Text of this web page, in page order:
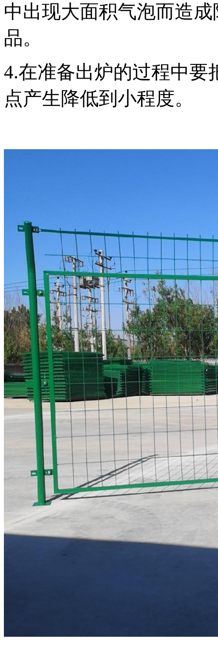
中出现大面积气泡而造
品。
4.在准备出炉的过程中要
点产生降低到小程度。